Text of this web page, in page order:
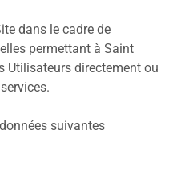
dans le cadre de
permettant à Saint
Utilisateurs directement ou
suivantes